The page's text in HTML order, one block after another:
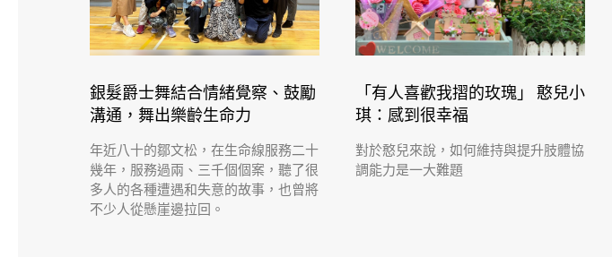
銀髮爵士舞結合情緒覺察、鼓勵
溝通，舞出樂齡生命力
年近八十的鄒文松，在生命線服務二十
幾年，服務過兩、三千個個案，聽了很
多人的各種遭遇和失意的故事，也曾將
不少人從懸崖邊拉回。
「有人喜歡我摺的玫瑰」 憨兒小
琪：感到很幸福
對於憨兒來說，如何維持與提升肢體協
調能力是一大難題